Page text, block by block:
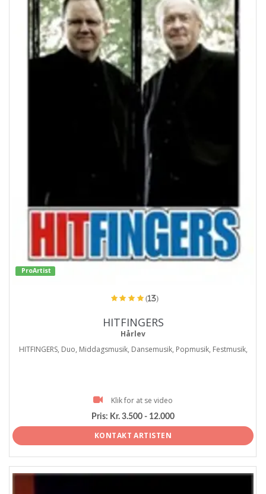
ProArtist
(13)
HITFINGERS
Hårlev
HITFINGERS, Duo, Middagsmusik, Dansemusik, Popmusik, Festmusik,
Klik for at se video
Pris: Kr. 3.500 - 12.000
KONTAKT ARTISTEN